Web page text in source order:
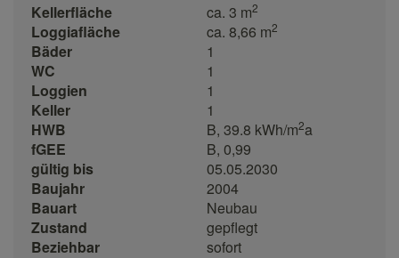
Kellerfläche ca. 3 m2
Loggiafläche ca. 8,66 m2
Bäder
1
WC
1
Loggien
1
Keller
1
HWB
B, 39.8 kWh/m2a
fGEE
B, 0,99
gültig bis
05.05.2030
Baujahr
2004
Bauart
Neubau
Zustand
gepflegt
Beziehbar
sofort